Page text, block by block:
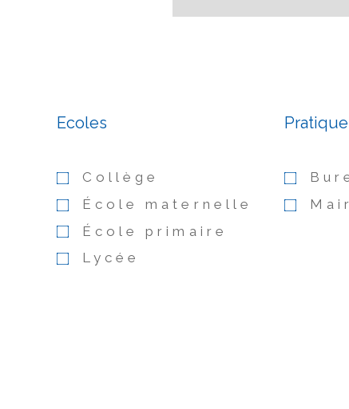
Ecoles
Collège
École maternelle
École primaire
Lycée
Pratique